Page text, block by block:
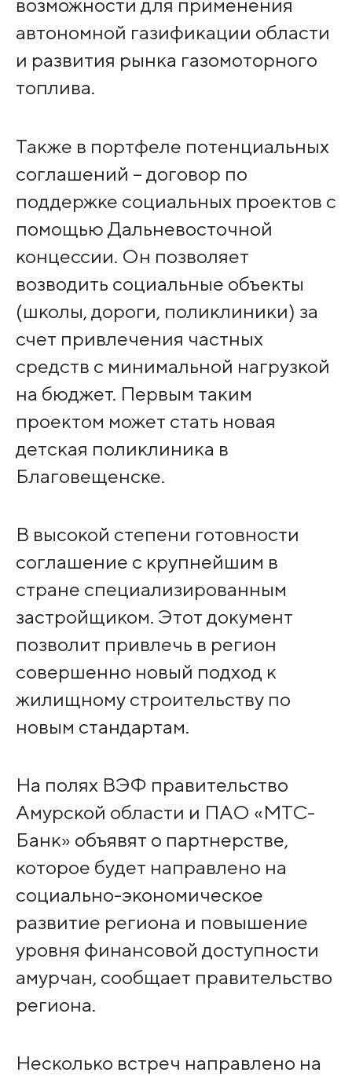
возможности для применения
автономной газификации области
и развития рынка газомоторного
топлива.
Также в портфеле потенциальных
соглашений – договор по
поддержке социальных проектов с
помощью Дальневосточной
концессии. Он позволяет
возводить социальные объекты
(школы, дороги, поликлиники) за
счет привлечения частных
средств с минимальной нагрузкой
на бюджет. Первым таким
проектом может стать новая
детская поликлиника в
Благовещенске.
В высокой степени готовности
соглашение с крупнейшим в
стране специализированным
застройщиком. Этот документ
позволит привлечь в регион
совершенно новый подход к
жилищному строительству по
новым стандартам.
На полях ВЭФ правительство
Амурской области и ПАО «МТС-
Банк» объявят о партнерстве,
которое будет направлено на
социально-экономическое
развитие региона и повышение
уровня финансовой доступности
амурчан, сообщает правительство
региона.
Несколько встреч направлено на